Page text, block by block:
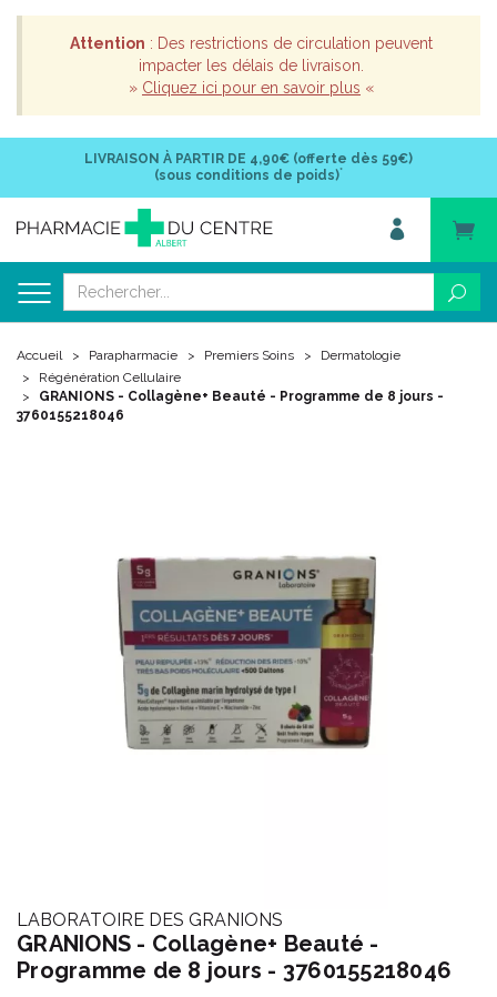
Attention : Des restrictions de circulation peuvent
impacter les délais de livraison.
» Cliquez ici pour en savoir plus «
LIVRAISON À PARTIR DE 4,90€ (offerte dès 59€)
(sous conditions de poids)*
Accueil Parapharmacie Premiers Soins
Dermatologie
Régénération Cellulaire
GRANIONS - Collagène+ Beauté - Programme de 8 jours -
3760155218046
LABORATOIRE DES GRANIONS
GRANIONS - Collagène+ Beauté -
Programme de 8 jours - 3760155218046